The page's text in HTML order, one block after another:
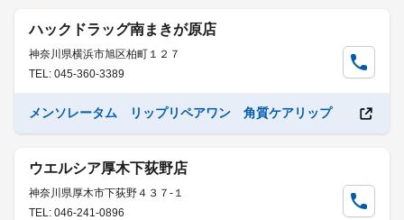
ハックドラッグ南まきが原店
神奈川県横浜市旭区柏町１２７
TEL: 045-360-3389
メンソレータム リップリペアワン 角質ケアリップ
ウエルシア厚木下荻野店
神奈川県厚木市下荻野４３７-１
TEL: 046-241-0896